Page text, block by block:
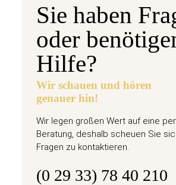
Sie haben
oder
Hilfe?
Wir schauen und hören
genauer hin!
Wir legen großen Wert auf eine
Beratung, deshalb scheuen Sie
Fragen zu kontaktieren.
(0 29 33) 78 40 210